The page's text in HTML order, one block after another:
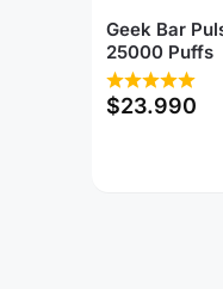
Geek Bar
25000 Puffs
$23.990